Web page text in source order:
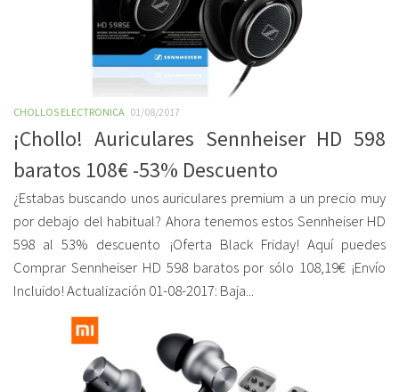
CHOLLOS ELECTRONICA 01/08/2017
¡Chollo! Auriculares Sennheiser HD 598
baratos 108€ -53% Descuento
¿Estabas buscando unos auriculares premium a un precio muy
por debajo del habitual? Ahora tenemos estos Sennheiser HD
598 al 53% descuento ¡Oferta Black Friday! Aquí puedes
Comprar Sennheiser HD 598 baratos por sólo 108,19€ ¡Envío
Incluido! Actualización 01-08-2017: Baja...